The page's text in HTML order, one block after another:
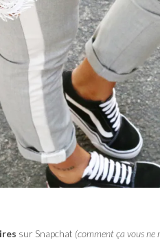
sur Snapchat (comment ça vous ne